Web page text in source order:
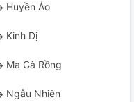
Huyền Ảo
Kinh Dị
Ma Cà Rồng
Ngẫu Nhiên